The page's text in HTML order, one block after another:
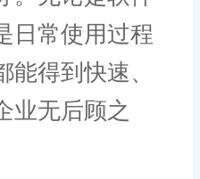
日常使用过程
得到快速、
业无后顾之